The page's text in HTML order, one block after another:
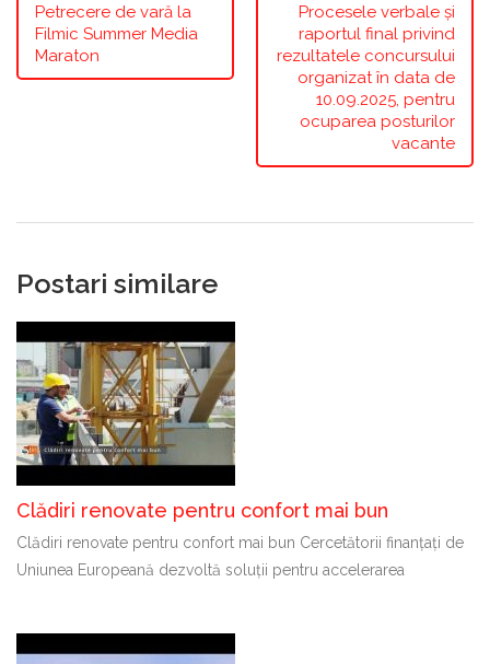
Petrecere de vară la
Filmic Summer Media
Maraton
Procesele verbale și
raportul final privind
rezultatele concursului
organizat în data de
10.09.2025, pentru
ocuparea posturilor
vacante
Postari similare
Clădiri renovate pentru confort mai bun
Clădiri renovate pentru confort mai bun Cercetătorii finanțați de
Uniunea Europeană dezvoltă soluții pentru accelerarea